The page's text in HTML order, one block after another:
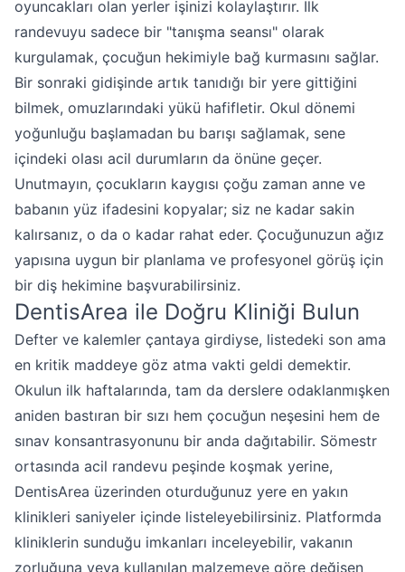
oyuncakları olan yerler işinizi kolaylaştırır. İlk
randevuyu sadece bir "tanışma seansı" olarak
kurgulamak, çocuğun hekimiyle bağ kurmasını sağlar.
Bir sonraki gidişinde artık tanıdığı bir yere gittiğini
bilmek, omuzlarındaki yükü hafifletir. Okul dönemi
yoğunluğu başlamadan bu barışı sağlamak, sene
içindeki olası acil durumların da önüne geçer.
Unutmayın, çocukların kaygısı çoğu zaman anne ve
babanın yüz ifadesini kopyalar; siz ne kadar sakin
kalırsanız, o da o kadar rahat eder. Çocuğunuzun ağız
yapısına uygun bir planlama ve profesyonel görüş için
bir diş hekimine başvurabilirsiniz.
DentisArea ile Doğru Kliniği Bulun
Defter ve kalemler çantaya girdiyse, listedeki son ama
en kritik maddeye göz atma vakti geldi demektir.
Okulun ilk haftalarında, tam da derslere odaklanmışken
aniden bastıran bir sızı hem çocuğun neşesini hem de
sınav konsantrasyonunu bir anda dağıtabilir. Sömestr
ortasında acil randevu peşinde koşmak yerine,
DentisArea üzerinden oturduğunuz yere en yakın
klinikleri saniyeler içinde listeleyebilirsiniz. Platformda
kliniklerin sunduğu imkanları inceleyebilir, vakanın
zorluğuna veya kullanılan malzemeye göre değişen